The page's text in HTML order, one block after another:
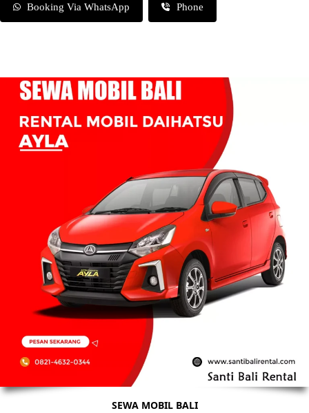
Booking Via WhatsApp Phone
SEWA MOBIL BALI